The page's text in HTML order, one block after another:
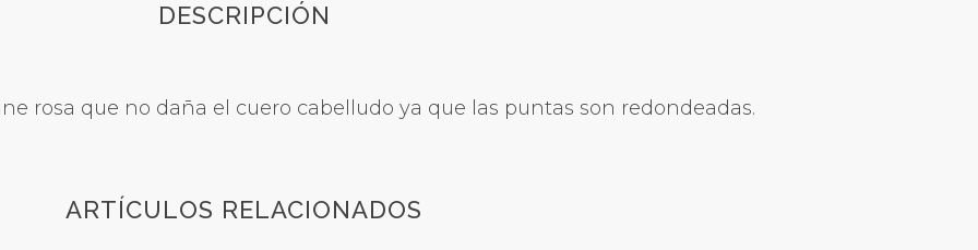
DESCRIPCIÓN
rosa que no daña el cuero cabelludo ya que las puntas son redondeadas.
ARTÍCULOS RELACIONADOS